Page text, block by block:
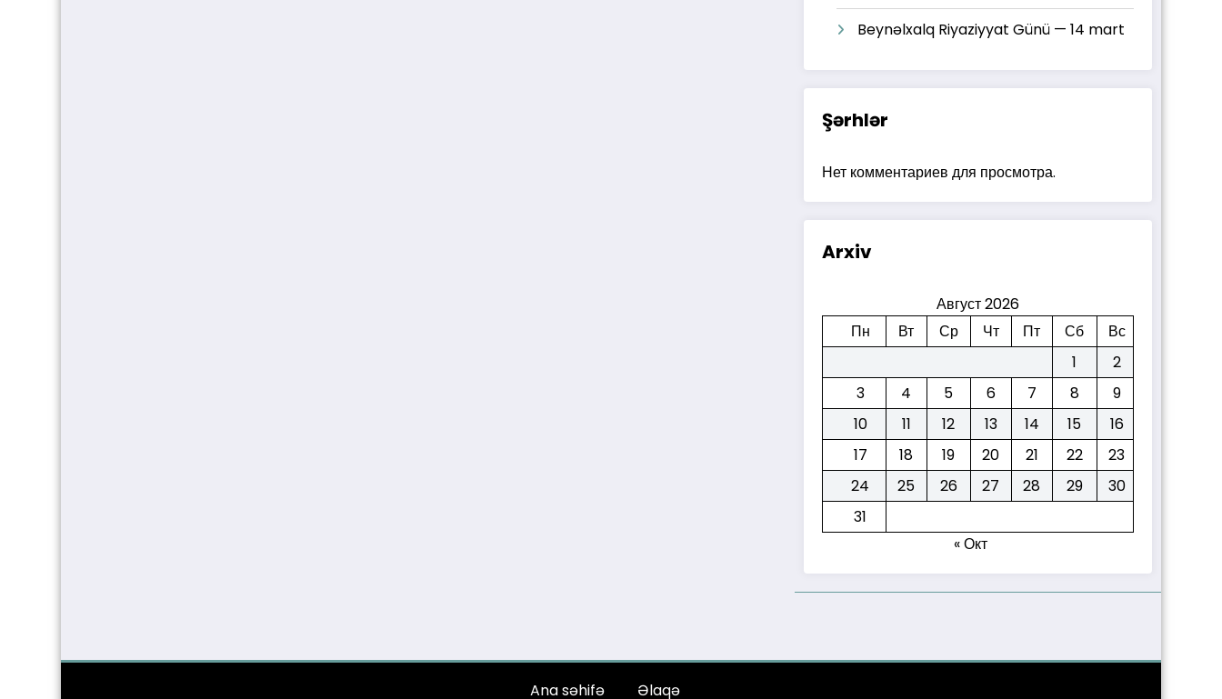
Beynəlxalq Riyaziyyat Günü — 14 mart
Şərhlər
Нет комментариев для просмотра.
Arxiv
Август 2026
Пн
Вт Ср Чт Пт Сб
Вс
1
2
3
4 5 6 7 8
9
10
11 12 13 14 15
16
17
18 19 20 21 22
23
24
25 26 27 28 29
30
31
« Окт
Ana səhifə Əlaqə